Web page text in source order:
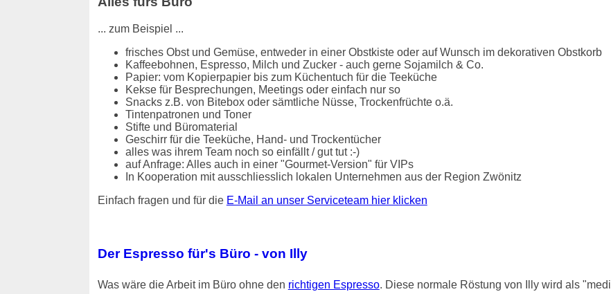
... zum Beispiel ...
frisches Obst und Gemüse, entweder in einer Obstkiste oder auf Wunsch im dekorativen Obstkorb
Kaffeebohnen, Espresso, Milch und Zucker - auch gerne Sojamilch & Co.
Papier: vom Kopierpapier bis zum Küchentuch für die Teeküche
Kekse für Besprechungen, Meetings oder einfach nur so
Snacks z.B. von Bitebox oder sämtliche Nüsse, Trockenfrüchte o.ä.
Tintenpatronen und Toner
Stifte und Büromaterial
Geschirr für die Teeküche, Hand- und Trockentücher
alles was ihrem Team noch so einfällt / gut tut :-)
auf Anfrage: Alles auch in einer "Gourmet-Version" für VIPs
In Kooperation mit ausschliesslich lokalen Unternehmen aus der Region Zwönitz
Einfach fragen und für die E-Mail an unser Serviceteam hier klicken
Der Espresso für's Büro - von Illy
Was wäre die Arbeit im Büro ohne den richtigen Espresso. Diese normale Röstung von Illy wird als